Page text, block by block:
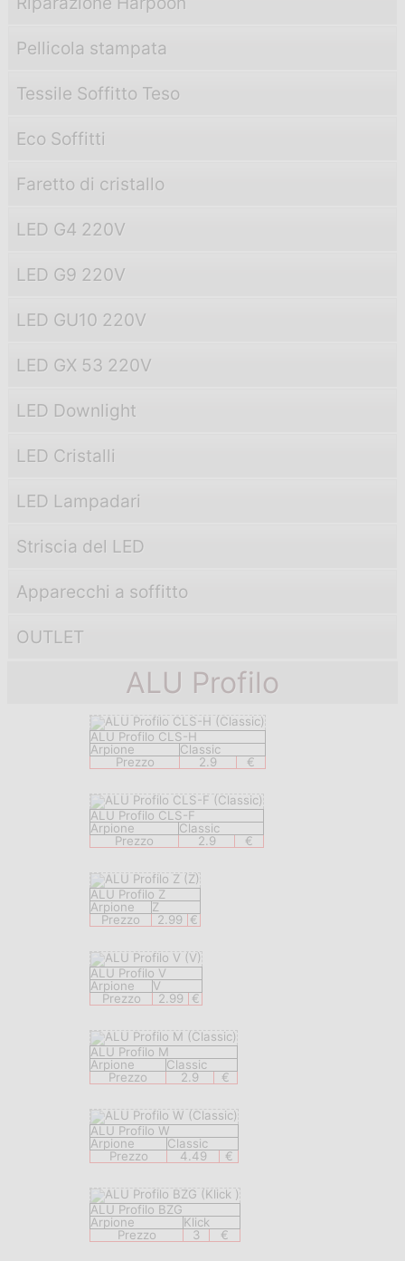
Pellicola stampata
Tessile Soffitto Teso
Eco Soffitti
Faretto di cristallo
LED G4 220V
LED G9 220V
LED GU10 220V
LED GX 53 220V
LED Downlight
LED Cristalli
LED Lampadari
Striscia del LED
Apparecchi a soffitto
OUTLET
ALU Profilo
ALU Profilo CLS-H
Arpione
Classic
Prezzo
2.9 €
ALU Profilo CLS-F
Arpione
Classic
Prezzo
2.9 €
ALU Profilo Z
Arpione
Z
Prezzo
2.99 €
ALU Profilo V
Arpione
V
Prezzo
2.99 €
ALU Profilo M
Arpione
Classic
Prezzo
2.9 €
ALU Profilo W
Arpione
Classic
Prezzo
4.49 €
ALU Profilo BZG
Arpione
Klick
Prezzo
3 €